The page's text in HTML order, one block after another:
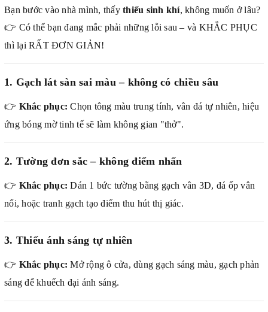
Bạn bước vào nhà mình, thấy thiếu sinh khí, không muốn ở lâu?
👉 Có thể bạn đang mắc phải những lỗi sau – và KHẮC PHỤC
thì lại RẤT ĐƠN GIẢN!
1. Gạch lát sàn sai màu – không có chiều sâu
👉 Khắc phục: Chọn tông màu trung tính, vân đá tự nhiên, hiệu
ứng bóng mờ tinh tế sẽ làm không gian "thở".
2. Tường đơn sắc – không điểm nhấn
👉 Khắc phục: Dán 1 bức tường bằng gạch vân 3D, đá ốp vân
nổi, hoặc tranh gạch tạo điểm thu hút thị giác.
3. Thiếu ánh sáng tự nhiên
👉 Khắc phục: Mở rộng ô cửa, dùng gạch sáng màu, gạch phản
sáng để khuếch đại ánh sáng.